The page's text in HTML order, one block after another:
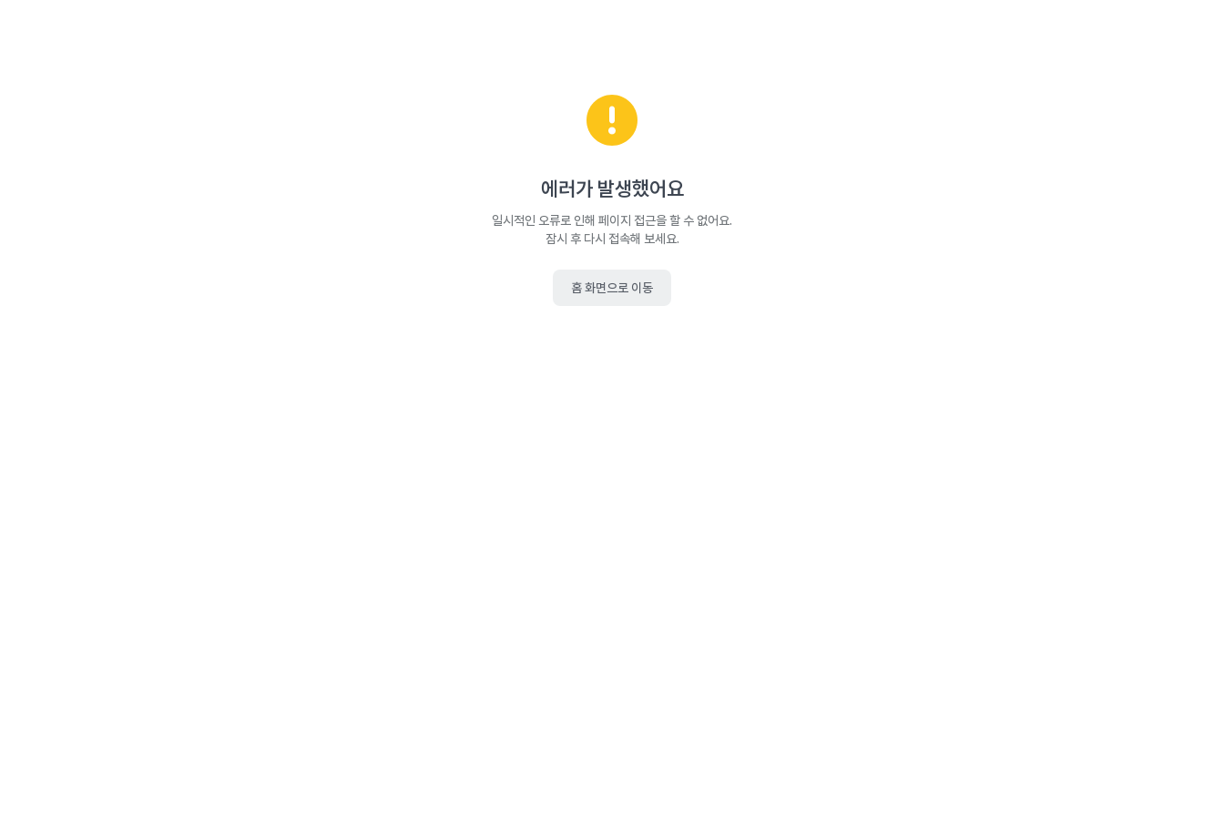
에러가 발생했어요
일시적인 오류로 인해 페이지 접근을 할 수 없어요.
잠시 후 다시 접속해 보세요.
홈 화면으로 이동